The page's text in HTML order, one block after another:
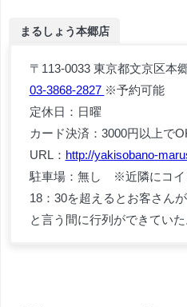
まるしょう本郷店
〒113-0033 東京都文京区本
03-3868-2827 ※予約可能
定休日：日曜
カード決済：3000円以上で
URL： http://yakisobano-
駐車場：無し ※近隣にコイ
18：30を超えるとお客さん
と言う間に行列ができていた